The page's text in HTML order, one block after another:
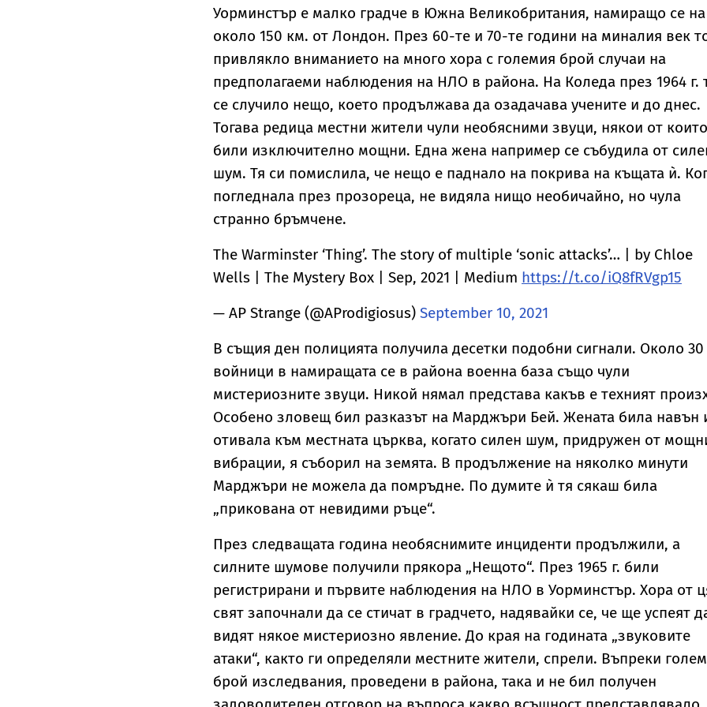
Уорминстър е малко градче в Южна Великобритания, намиращо се на
около 150 км. от Лондон. През 60-те и 70-те години на миналия век
привлякло вниманието на много хора с големия брой случаи на
предполагаеми наблюдения на НЛО в района. На Коледа през 1964 г.
се случило нещо, което продължава да озадачава учените и до днес.
Тогава редица местни жители чули необясними звуци, някои от които
били изключително мощни. Една жена например се събудила от
шум. Тя си помислила, че нещо е паднало на покрива на къщата ѝ.
погледнала през прозореца, не видяла нищо необичайно, но чула
странно бръмчене.
The Warminster ‘Thing’. The story of multiple ‘sonic attacks’… | by Chloe
Wells | The Mystery Box | Sep, 2021 | Medium https://t.co/iQ8fRVgp15
— AP Strange (@AProdigiosus) September 10, 2021
В същия ден полицията получила десетки подобни сигнали. Около 30
войници в намиращата се в района военна база също чули
мистериозните звуци. Никой нямал представа какъв е техният
Особено зловещ бил разказът на Марджъри Бей. Жената била навън
отивала към местната църква, когато силен шум, придружен от
вибрации, я съборил на земята. В продължение на няколко минути
Марджъри не можела да помръдне. По думите ѝ тя сякаш била
„прикована от невидими ръце“.
През следващата година необяснимите инциденти продължили, а
силните шумове получили прякора „Нещото“. През 1965 г. били
регистрирани и първите наблюдения на НЛО в Уорминстър. Хора от
свят започнали да се стичат в градчето, надявайки се, че ще успеят
видят някое мистериозно явление. До края на годината „звуковите
атаки“, както ги определяли местните жители, спрели. Въпреки
брой изследвания, проведени в района, така и не бил получен